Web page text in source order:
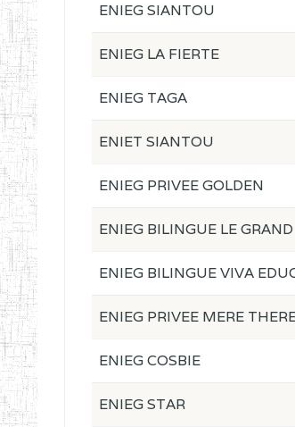
ENIEG SIANTOU
ENIEG LA FIERTE
ENIEG TAGA
ENIET SIANTOU
ENIEG PRIVEE GOLDEN
ENIEG BILINGUE LE GRAND
ENIEG BILINGUE VIVA
ENIEG PRIVEE MERE
ENIEG COSBIE
ENIEG STAR